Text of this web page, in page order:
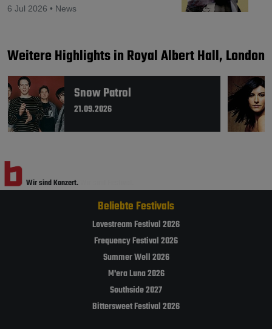
6 Jul 2026 • News
Weitere Highlights in Royal Albert Hall, London
Snow Patrol
21.09.2026
Wir sind Konzert.
Beliebte Festivals
Lovestream Festival 2026
Frequency Festival 2026
Summer Well 2026
M'era Luna 2026
Southside 2027
Bittersweet Festival 2026